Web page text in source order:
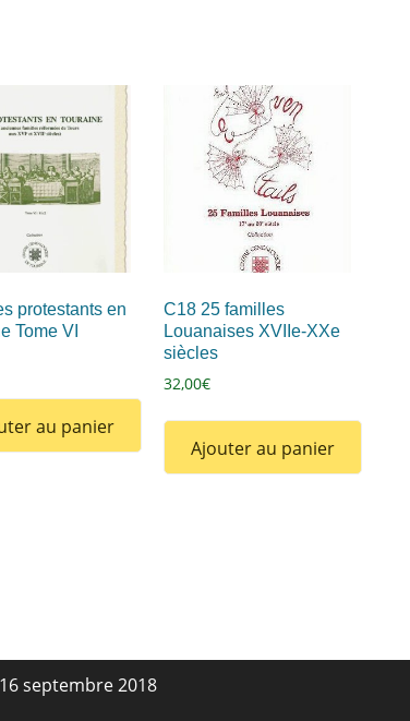
protestants en
Tome VI
au panier
C18 25 familles
Louanaises XVIIe-XXe
siècles
32,00€
Ajouter au panier
septembre 2018